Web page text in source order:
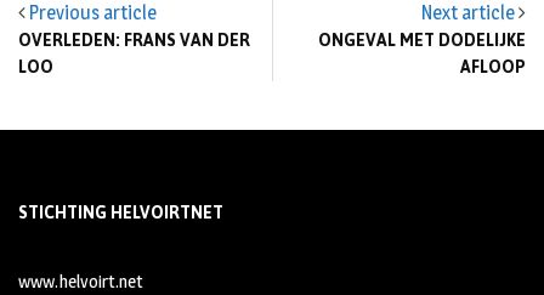
Previous article
OVERLEDEN: FRANS VAN DER
LOO
Next article
ONGEVAL MET DODELIJKE
AFLOOP
STICHTING HELVOIRTNET
www.helvoirt.net